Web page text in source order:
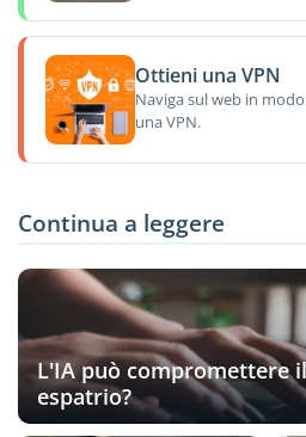
Ottieni una VPN
Naviga sul web in
una VPN.
Continua a leggere
L'IA può compromettere
espatrio?